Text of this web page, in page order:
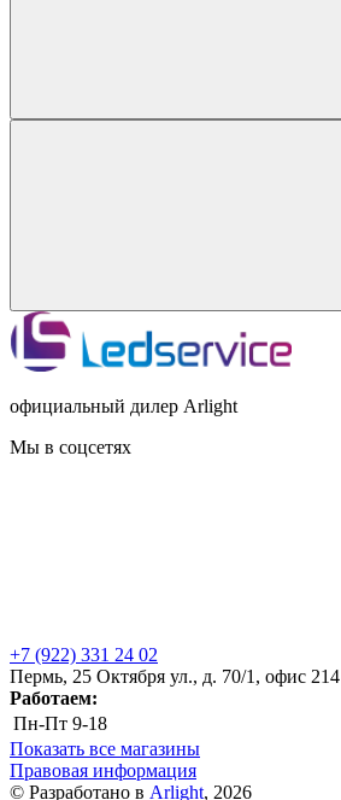
официальный дилер Arlight
Мы в соцсетях
+7 (922) 331 24 02
Пермь, 25 Октября ул., д. 70/1, офис 214
Работаем:
Пн-Пт 9-18
Показать все магазины
Правовая информация
© Разработано в Arlight, 2026